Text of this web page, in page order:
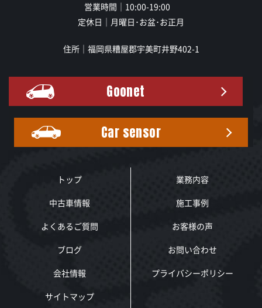
営業時間｜10:00-19:00
定休日｜月曜日･お盆･お正月
住所｜福岡県糟屋郡宇美町井野402-1
Goonet
Car sensor
トップ
業務内容
中古車情報
施工事例
よくあるご質問
お客様の声
ブログ
お問い合わせ
会社情報
プライバシーポリシー
サイトマップ